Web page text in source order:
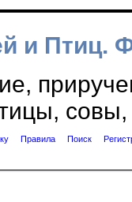
и Птиц.
совы,
Правила Поиск